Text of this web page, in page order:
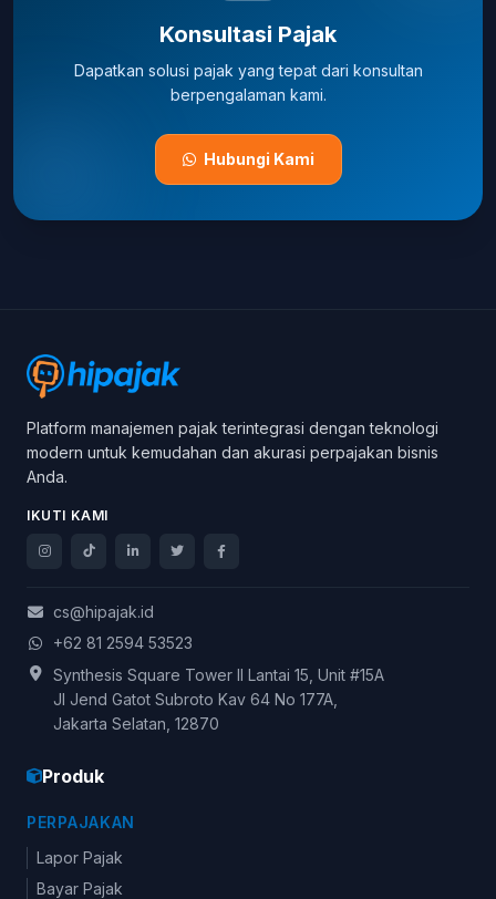
Konsultasi Pajak
Dapatkan solusi pajak yang tepat dari konsultan
berpengalaman kami.
Hubungi Kami
Platform manajemen pajak terintegrasi dengan teknologi
modern untuk kemudahan dan akurasi perpajakan bisnis
Anda.
IKUTI KAMI
cs@hipajak.id
+62 81 2594 53523
Synthesis Square Tower II Lantai 15, Unit #15A
Jl Jend Gatot Subroto Kav 64 No 177A,
Jakarta Selatan, 12870
Produk
PERPAJAKAN
Lapor Pajak
Bayar Pajak